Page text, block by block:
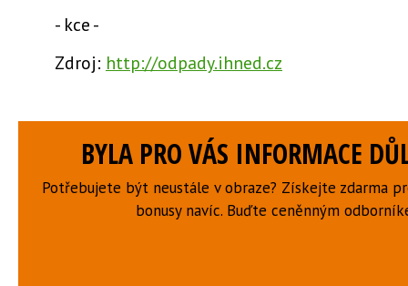
- kce -
Zdroj: http://odpady.ihned.cz
BYLA PRO VÁS INFORMACE
Potřebujete být neustále v obraze? Získejte zdarma
bonusy navíc. Buďte ceněnným